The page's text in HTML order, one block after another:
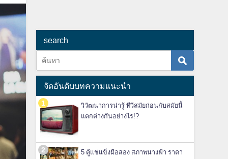
search
จัดอันดับบทความแนะนำ
วิวัฒนาการน่ารู้ ทีวีสมัยก่อนกับสมัยนี้
แตกต่างกันอย่างไร!?
5 ตู้แช่แข็งมือสอง สภาพนางฟ้า ราคา